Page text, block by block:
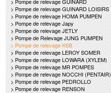
> Pompe de relevage GUINARD
> Pompe de relevage GUINARD LOISIRS
> Pompe de relevage HOMA PUMPEN
> Pompe de relevage Japy
> Pompe de relevage JETLY
> Pompe de Relevage JUNG PUMPEN
> Pompe de relevage KSB
> Pompe de relevage LEROY SOMER
> Pompe de relevage LOWARA (XYLEM)
> Pompe de relevage MR POMPES
> Pompe de relevage NOCCHI (PENTAIR)
> Pompe de relevage PEDROLLO
> Pompe de relevage RENSON